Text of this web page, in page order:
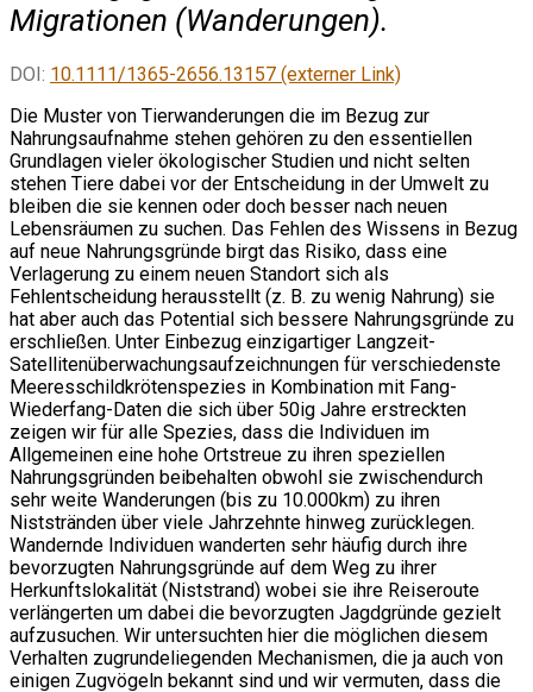
Migrationen (Wanderungen).
DOI: 10.1111/1365-2656.13157 (externer Link)
Die Muster von Tierwanderungen die im Bezug zur
Nahrungsaufnahme stehen gehören zu den essentiellen
Grundlagen vieler ökologischer Studien und nicht selten
stehen Tiere dabei vor der Entscheidung in der Umwelt zu
bleiben die sie kennen oder doch besser nach neuen
Lebensräumen zu suchen. Das Fehlen des Wissens in Bezug
auf neue Nahrungsgründe birgt das Risiko, dass eine
Verlagerung zu einem neuen Standort sich als
Fehlentscheidung herausstellt (z. B. zu wenig Nahrung) sie
hat aber auch das Potential sich bessere Nahrungsgründe zu
erschließen. Unter Einbezug einzigartiger Langzeit-
Satellitenüberwachungsaufzeichnungen für verschiedenste
Meeresschildkrötenspezies in Kombination mit Fang-
Wiederfang-Daten die sich über 50ig Jahre erstreckten
zeigen wir für alle Spezies, dass die Individuen im
Allgemeinen eine hohe Ortstreue zu ihren speziellen
Nahrungsgründen beibehalten obwohl sie zwischendurch
sehr weite Wanderungen (bis zu 10.000km) zu ihren
Niststränden über viele Jahrzehnte hinweg zurücklegen.
Wandernde Individuen wanderten sehr häufig durch ihre
bevorzugten Nahrungsgründe auf dem Weg zu ihrer
Herkunftslokalität (Niststrand) wobei sie ihre Reiseroute
verlängerten um dabei die bevorzugten Jagdgründe gezielt
aufzusuchen. Wir untersuchten hier die möglichen diesem
Verhalten zugrundeliegenden Mechanismen, die ja auch von
einigen Zugvögeln bekannt sind und wir vermuten, dass die